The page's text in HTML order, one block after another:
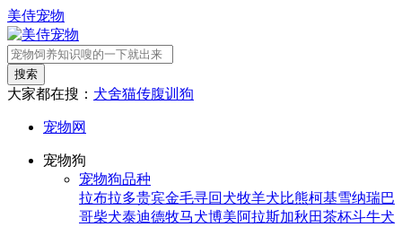
美侍宠物
搜索
大家都在搜： 犬舍猫传腹训狗
宠物网
宠物狗
宠物狗品种
拉布拉多贵宾金毛寻回犬牧羊犬比熊柯基雪纳瑞巴
哥柴犬泰迪德牧马犬博美阿拉斯加秋田茶杯斗牛犬